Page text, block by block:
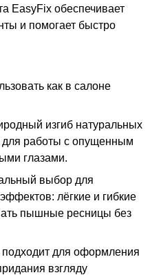
EasyFix обеспечивает
и помогает быстро
как в салоне
изгиб натуральных
для работы с опущенным
глазами.
выбор для
лёгкие и гибкие
пышные ресницы без
подходит для оформления
взгляду